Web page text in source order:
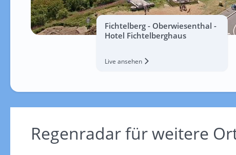
Fichtelberg - Oberwiesenthal -
Hotel Fichtelberghaus
Live ansehen
Regenradar für weitere